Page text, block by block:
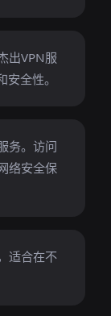
出VPN服
全性。
务。访问
络安全保
适合在不